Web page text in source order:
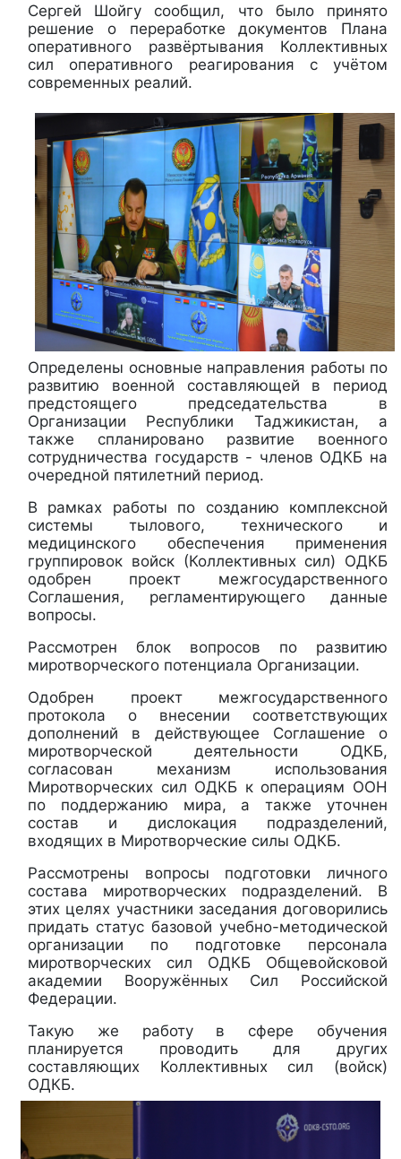
Сергей Шойгу сообщил, что было принято
решение о переработке документов Плана
оперативного развёртывания Коллективных
сил оперативного реагирования с учётом
современных реалий.
Определены основные направления работы по
развитию военной составляющей в период
предстоящего председательства в
Организации Республики Таджикистан, а
также спланировано развитие военного
сотрудничества государств - членов ОДКБ на
очередной пятилетний период.
В рамках работы по созданию комплексной
системы тылового, технического и
медицинского обеспечения применения
группировок войск (Коллективных сил) ОДКБ
одобрен проект межгосударственного
Соглашения, регламентирующего данные
вопросы.
Рассмотрен блок вопросов по развитию
миротворческого потенциала Организации.
Одобрен проект межгосударственного
протокола о внесении соответствующих
дополнений в действующее Соглашение о
миротворческой деятельности ОДКБ,
согласован механизм использования
Миротворческих сил ОДКБ к операциям ООН
по поддержанию мира, а также уточнен
состав и дислокация подразделений,
входящих в Миротворческие силы ОДКБ.
Рассмотрены вопросы подготовки личного
состава миротворческих подразделений. В
этих целях участники заседания договорились
придать статус базовой учебно-методической
организации по подготовке персонала
миротворческих сил ОДКБ Общевойсковой
академии Вооружённых Сил Российской
Федерации.
Такую же работу в сфере обучения
планируется проводить для других
составляющих Коллективных сил (войск)
ОДКБ.